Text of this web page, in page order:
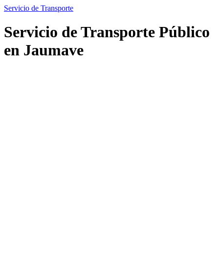
Servicio de Transporte
Servicio de Transporte Público
en Jaumave